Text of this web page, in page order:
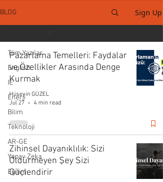
BLOG Sign Up
Tüm Yazılar
English
IE
Enerji
Bilim
Teknoloji
AR-GE
Yapay Zeka
Eğitim
Pazarlama Temelleri: Faydalar
ve Özellikler Arasında Denge
Kurmak
Hüseyin GÜZEL
Jul 27
4 min read
Zihinsel Dayanıklılık: Sizi
Öldürmeyen Şey Sizi
Güçlendirir